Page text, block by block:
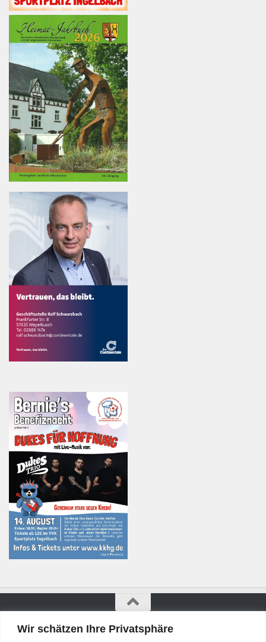
Wir schätzen Ihre Privatsphäre
Bürgerkurier © 2026. Alle Rechte vorbehalten.